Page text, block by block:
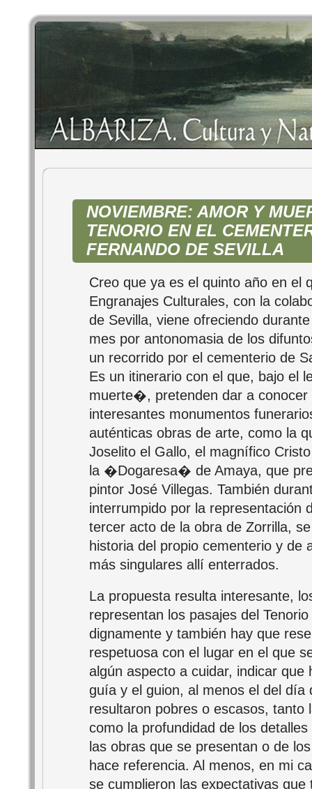
NOVIEMBRE: AMOR Y
TENORIO EN EL
FERNANDO DE SEVILLA
Creo que ya es el quinto año en el
Engranajes Culturales, con la
de Sevilla, viene ofreciendo
mes por antonomasia de los
un recorrido por el cementerio de
Es un itinerario con el que, bajo el
muerte�, pretenden dar a conocer
interesantes monumentos
auténticas obras de arte, como la
Joselito el Gallo, el magnífico
la �Dogaresa� de Amaya, que
pintor José Villegas. También
interrumpido por la representación
tercer acto de la obra de Zorrilla,
historia del propio cementerio y de
más singulares allí enterrados.
La propuesta resulta interesante,
representan los pasajes del
dignamente y también hay que
respetuosa con el lugar en el que
algún aspecto a cuidar, indicar que
guía y el guion, al menos el del día
resultaron pobres o escasos, tanto
como la profundidad de los
las obras que se presentan o de
hace referencia. Al menos, en mi
se cumplieron las expectativas